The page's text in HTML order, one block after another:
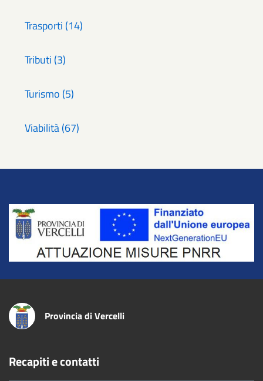
Trasporti (14)
Tributi (3)
Turismo (5)
Viabilità (67)
Title
Provincia di Vercelli
Recapiti e contatti